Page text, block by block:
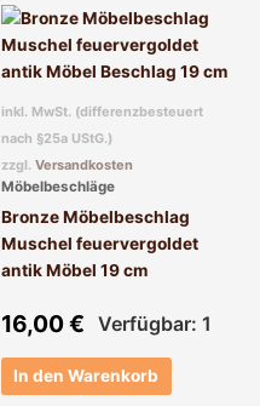
inkl. MwSt. (differenzbesteuert
nach §25a UStG.)
zzgl. Versandkosten
Möbelbeschläge
Bronze Möbelbeschlag
Muschel feuervergoldet
antik Möbel 19 cm
16,00€ Verfügbar: 1
In den Warenkorb